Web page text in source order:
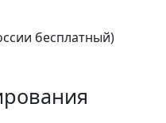
бесплатный)